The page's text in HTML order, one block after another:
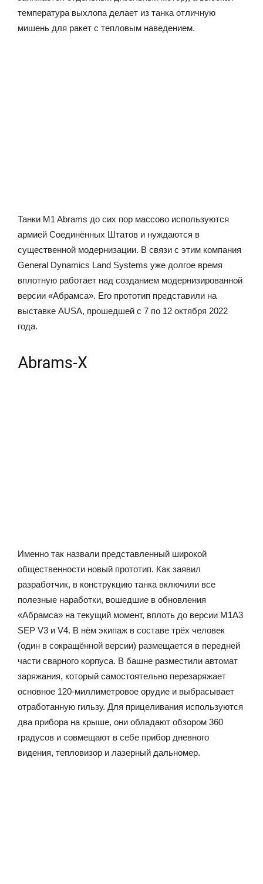
температура выхлопа делает из танка отличную
мишень для ракет с тепловым наведением.
Танки M1 Abrams до сих пор массово используются
армией Соединённых Штатов и нуждаются в
существенной модернизации. В связи с этим компания
General Dynamics Land Systems уже долгое время
вплотную работает над созданием модернизированной
версии «Абрамса». Его прототип представили на
выставке AUSA, прошедшей с 7 по 12 октября 2022
года.
Abrams-X
Именно так назвали представленный широкой
общественности новый прототип. Как заявил
разработчик, в конструкцию танка включили все
полезные наработки, вошедшие в обновления
«Абрамса» на текущий момент, вплоть до версии M1A3
SEP V3 и V4. В нём экипаж в составе трёх человек
(один в сокращённой версии) размещается в передней
части сварного корпуса. В башне разместили автомат
заряжания, который самостоятельно перезаряжает
основное 120-миллиметровое орудие и выбрасывает
отработанную гильзу. Для прицеливания используются
два прибора на крыше, они обладают обзором 360
градусов и совмещают в себе прибор дневного
видения, тепловизор и лазерный дальномер.